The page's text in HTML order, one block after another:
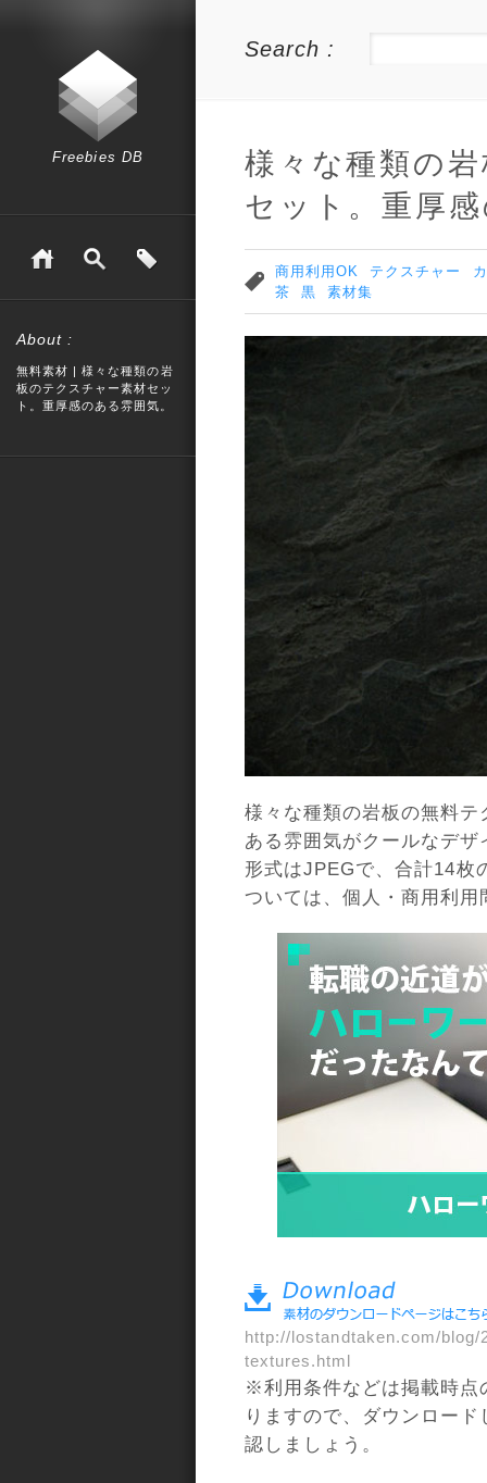
Freebies DB
About :
無料素材 | 様々な種類の岩
板のテクスチャー素材セッ
ト。重厚感のある雰囲気。
Search :
様々な種類の
セット。重厚
商用利用OK テクスチャー
茶
黒 素材集
様々な種類の岩板の無料
ある雰囲気がクールなデ
形式はJPEGで、合計14枚
ついては、個人・商用利
http://lostandtaken.com/
textures.html
※利用条件などは掲載時点
りますので、ダウンロー
認しましょう。